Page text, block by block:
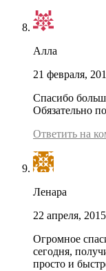
Алла
21 февраля,
Спасибо
Обязательно
Ответить на
Ленара
22 апреля,
Огромное
сегодня,
просто и